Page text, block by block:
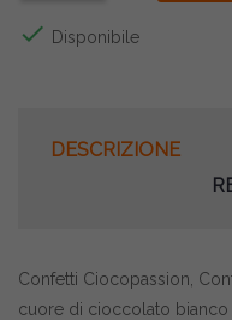
 Disponibile
DESCRIZIONE
Confetti Ciocopassion,
cuore di cioccolato